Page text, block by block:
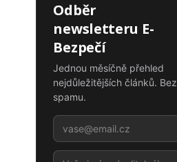
Odběr
newsletteru E-
Bezpečí
Jednou měsíčně přehled
nejdůležitějších článků. Bez
spamu.